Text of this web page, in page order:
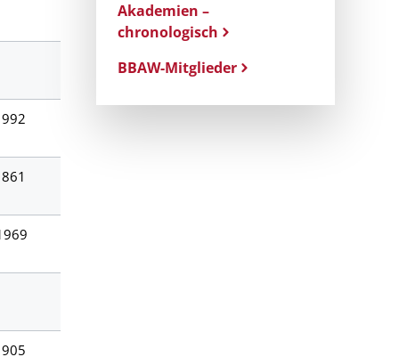
Akademien –
chronologisch
BBAW-Mitglieder